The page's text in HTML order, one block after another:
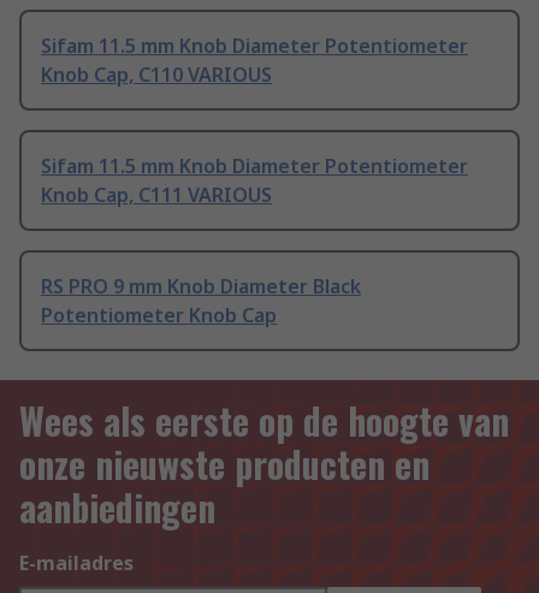
Sifam 11.5 mm Knob Diameter Potentiometer
Knob Cap, C110 VARIOUS
Sifam 11.5 mm Knob Diameter Potentiometer
Knob Cap, C111 VARIOUS
RS PRO 9 mm Knob Diameter Black
Potentiometer Knob Cap
Wees als eerste op de hoogte van
onze nieuwste producten en
aanbiedingen
E-mailadres